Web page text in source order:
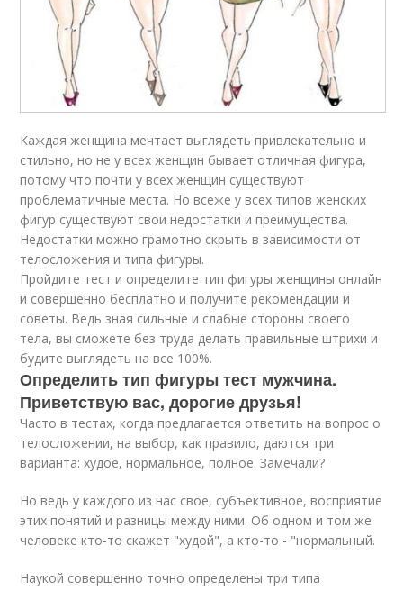
Каждая женщина мечтает выглядеть привлекательно и
стильно, но не у всех женщин бывает отличная фигура,
потому что почти у всех женщин существуют
проблематичные места. Но всеже у всех типов женских
фигур существуют свои недостатки и преимущества.
Недостатки можно грамотно скрыть в зависимости от
телосложения и типа фигуры.
Пройдите тест и определите тип фигуры женщины онлайн
и совершенно бесплатно и получите рекомендации и
советы. Ведь зная сильные и слабые стороны своего
тела, вы сможете без труда делать правильные штрихи и
будите выглядеть на все 100%.
Определить тип фигуры тест мужчина.
Приветствую вас, дорогие друзья!
Часто в тестах, когда предлагается ответить на вопрос о
телосложении, на выбор, как правило, даются три
варианта: худое, нормальное, полное. Замечали?
Но ведь у каждого из нас свое, субъективное, восприятие
этих понятий и разницы между ними. Об одном и том же
человеке кто-то скажет "худой", а кто-то - "нормальный.
Наукой совершенно точно определены три типа